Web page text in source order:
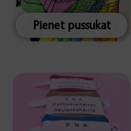
Pienet pussukat